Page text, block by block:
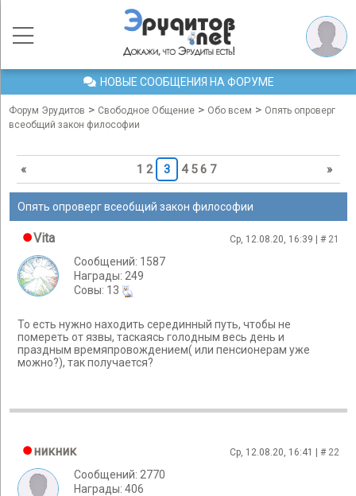
НОВЫЕ СООБЩЕНИЯ НА ФОРУМЕ
Форум Эрудитов > Свободное Общение > Обо всем > Опять опроверг
всеобщий закон философии
« 1 2 3 4 5 6 7 »
Опять опроверг всеобщий закон философии
Vita Ср, 12.08.20, 16:39 | # 21
Сообщений: 1587
Награды: 249
Cовы: 13
То есть нужно находить серединный путь, чтобы не
помереть от язвы, таскаясь голодным весь день и
праздным времяпровождением( или пенсионерам уже
можно?), так получается?
никник Ср, 12.08.20, 16:41 | # 22
Сообщений: 2770
Награды: 406